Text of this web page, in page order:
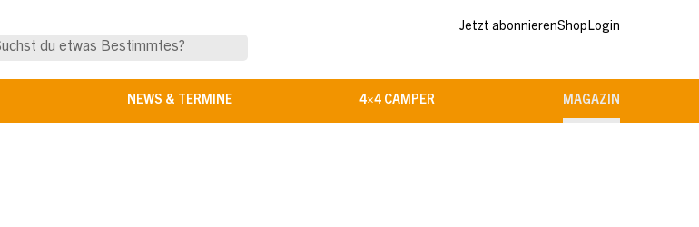
Jetzt abonnierenShopLogin
NEWS & TERMINE 4×4 CAMPER MAGAZIN